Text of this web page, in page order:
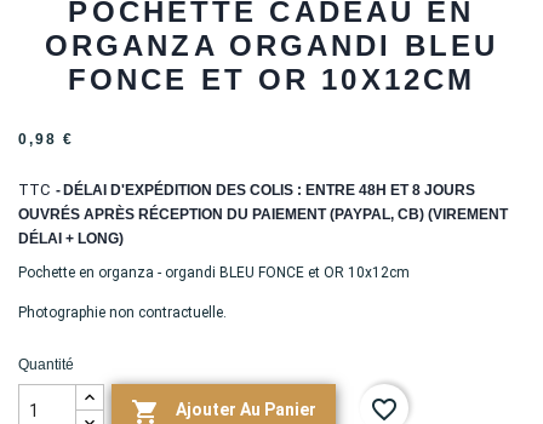
POCHETTE CADEAU EN
ORGANZA ORGANDI BLEU
FONCE ET OR 10X12CM
0,98 €
TTC
DÉLAI D'EXPÉDITION DES COLIS : ENTRE 48H ET 8 JOURS
OUVRÉS APRÈS RÉCEPTION DU PAIEMENT (PAYPAL, CB) (VIREMENT
DÉLAI + LONG)
Pochette en organza - organdi BLEU FONCE et OR 10x12cm
Photographie non contractuelle.
Quantité
 Ajouter Au Panier favorite_border